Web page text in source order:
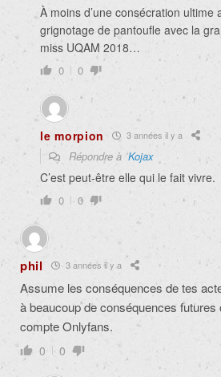
À moins d’une consécration ultime
grignotage de pantoufle avec la
miss UQAM 2018…
0 0
le morpion 3 années il y a
Répondre àKojax
C’est peut-être elle qui le fait vivre.
0 0
phil 3 années il y a
Assume les conséquences de tes
à beaucoup de conséquences
compte Onlyfans.
0 0